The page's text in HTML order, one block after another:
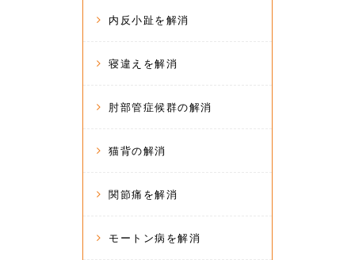
内反小趾を解消
寝違えを解消
肘部管症候群の解消
猫背の解消
関節痛を解消
モートン病を解消